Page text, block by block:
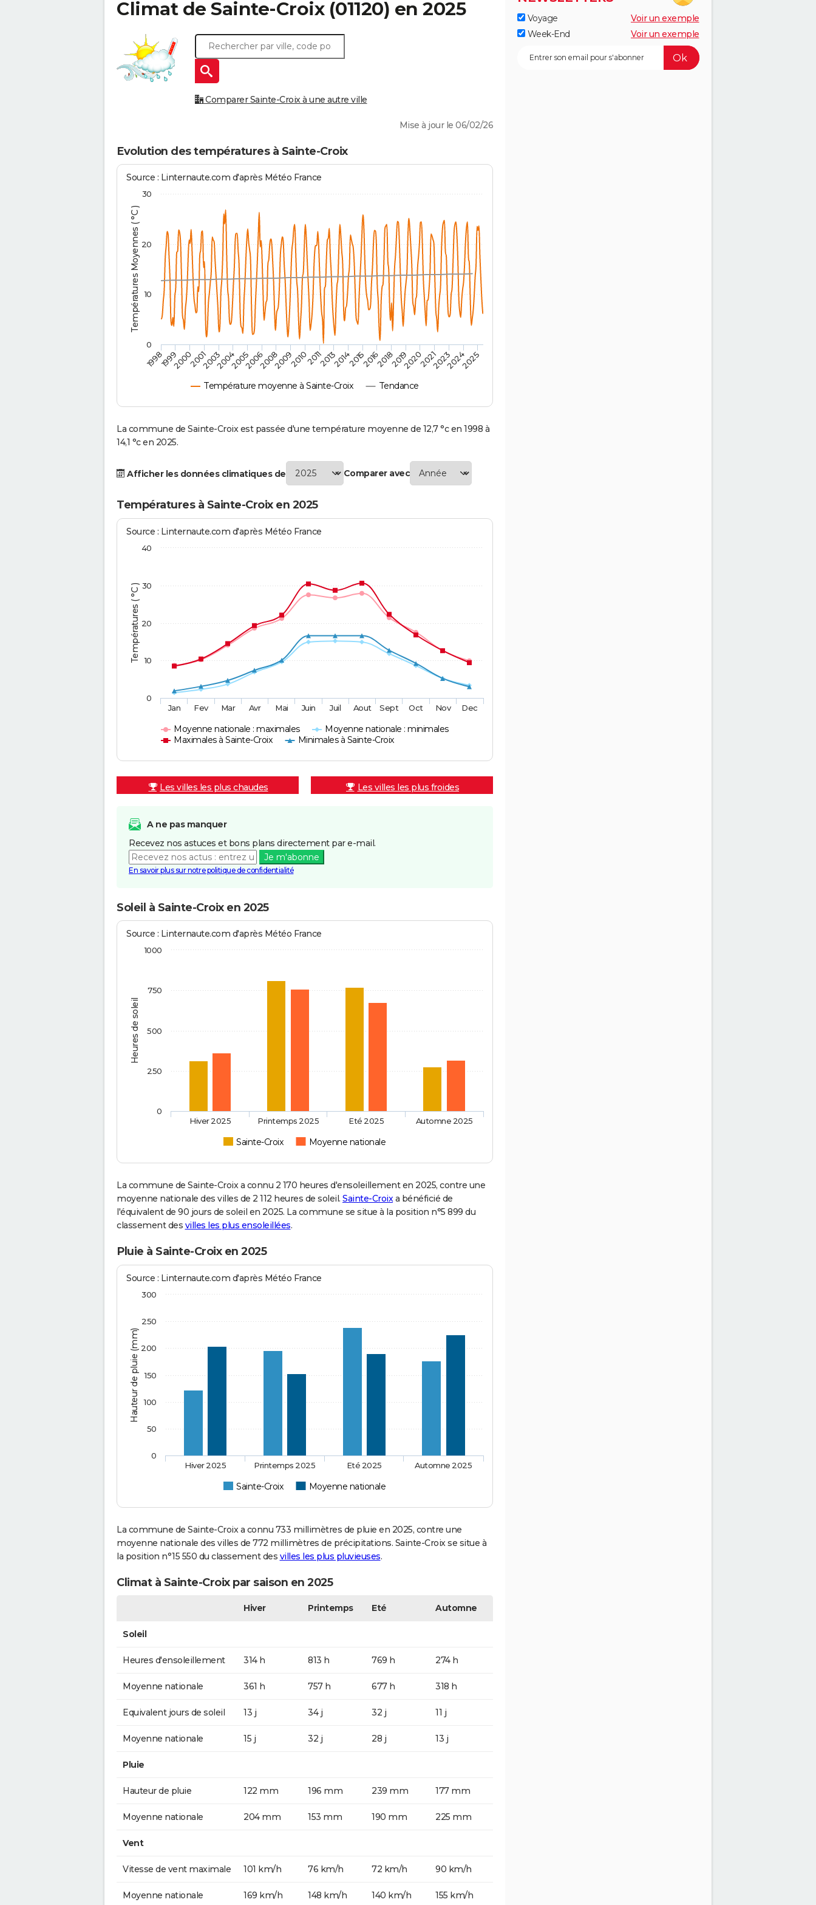
Climat de Sainte-Croix(01120) en 2025
Comparer Sainte-Croix à une autre ville
Mise à jour le 06/02/26
Evolution des températures à Sainte-Croix
Températures Moyennes ( °C )
Source : Linternaute.com d'après Météo France
Température moyenne à Sainte-Croix Tendance
1998 2014
199920002001200320042005200620082009201020112013 201520162018201920202021202320242025
0
10
20
30
La commune de Sainte-Croix est passée d'une température moyenne de 12,7 °c en 1998 à
14,1 °c en 2025.
Afficher les données climatiques de Comparer avec
Températures à Sainte-Croix en 2025
Températures ( °C )
Source : Linternaute.com d'après Météo France
Moyenne nationale : maximales
Moyenne nationale : minimales
Maximales à Sainte-Croix
Minimales à Sainte-Croix
Jan Fev Mar Avr Mai Juin Juil Aout Sept Oct Nov Dec
0
10
20
30
40
Les villes les plus chaudes Les villes les plus froides
A ne pas manquer
Recevez nos astuces et bons plans directement par e-mail.
Je m'abonne
En savoir plus sur notre politique de confidentialité
Soleil à Sainte-Croix en 2025
Heures de soleil
Source : Linternaute.com d'après Météo France
Sainte-Croix Moyenne nationale
Hiver 2025 Printemps 2025 Eté 2025 Automne 2025
0
250
500
750
1000
La commune de Sainte-Croix a connu 2 170 heures d'ensoleillement en 2025, contre une
moyenne nationale des villes de 2 112 heures de soleil. Sainte-Croixa bénéficié de
l'équivalent de 90 jours de soleil en 2025. La commune se situe à la position n°5 899 du
classement des villes les plus ensoleillées.
Pluie à Sainte-Croix en 2025
Hauteur de pluie (mm)
Source : Linternaute.com d'après Météo France
Sainte-Croix Moyenne nationale
Hiver 2025 Printemps 2025 Eté 2025 Automne 2025
0
50
100
150
200
250
300
La commune de Sainte-Croix a connu 733 millimètres de pluie en 2025, contre une
moyenne nationale des villes de 772 millimètres de précipitations. Sainte-Croix se situe à
la position n°15 550 du classement des villes les plus pluvieuses.
Climat à Sainte-Croix par saison en 2025
Hiver Printemps Eté Automne
Soleil
Heures d'ensoleillement 314 h 813 h 769 h 274 h
Moyenne nationale 361 h 757 h 677 h 318 h
Equivalent jours de soleil 13 j 34 j 32 j 11 j
Moyenne nationale 15 j 32 j 28 j 13 j
Pluie
Hauteur de pluie 122 mm 196 mm 239 mm 177 mm
Moyenne nationale 204 mm 153 mm 190 mm 225 mm
Vent
Vitesse de vent maximale 101 km/h 76 km/h 72 km/h 90 km/h
Moyenne nationale 169 km/h 148 km/h 140 km/h 155 km/h
Voyage
Voir un exemple
Week-End
Voir un exemple